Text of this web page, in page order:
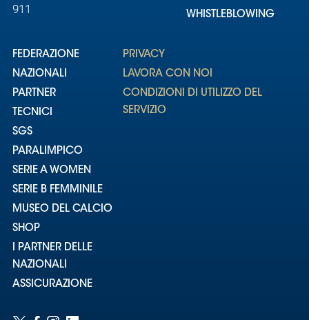
911
WHISTLEBLOWING
FEDERAZIONE
NAZIONALI
PARTNER
TECNICI
SGS
PARALIMPICO
SERIE A WOMEN
SERIE B FEMMINILE
MUSEO DEL CALCIO
SHOP
I PARTNER DELLE
NAZIONALI
ASSICURAZIONE
PRIVACY
LAVORA CON NOI
CONDIZIONI DI UTILIZZO DEL
SERVIZIO